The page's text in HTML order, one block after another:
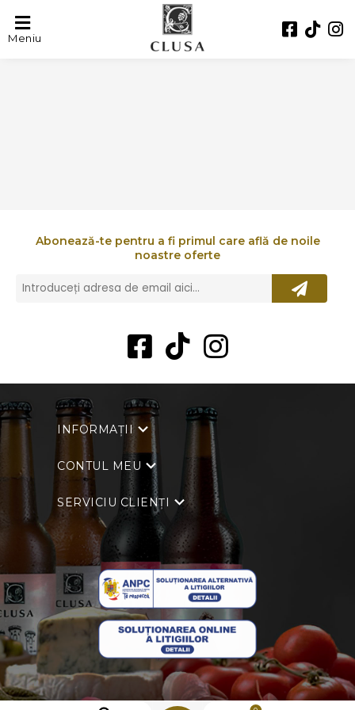
Meniu
KAMA INVEST
Abonează-te pentru a fi primul care află de noile
noastre oferte
INFORMAȚII
CONTUL MEU
SERVICIU CLIENȚI